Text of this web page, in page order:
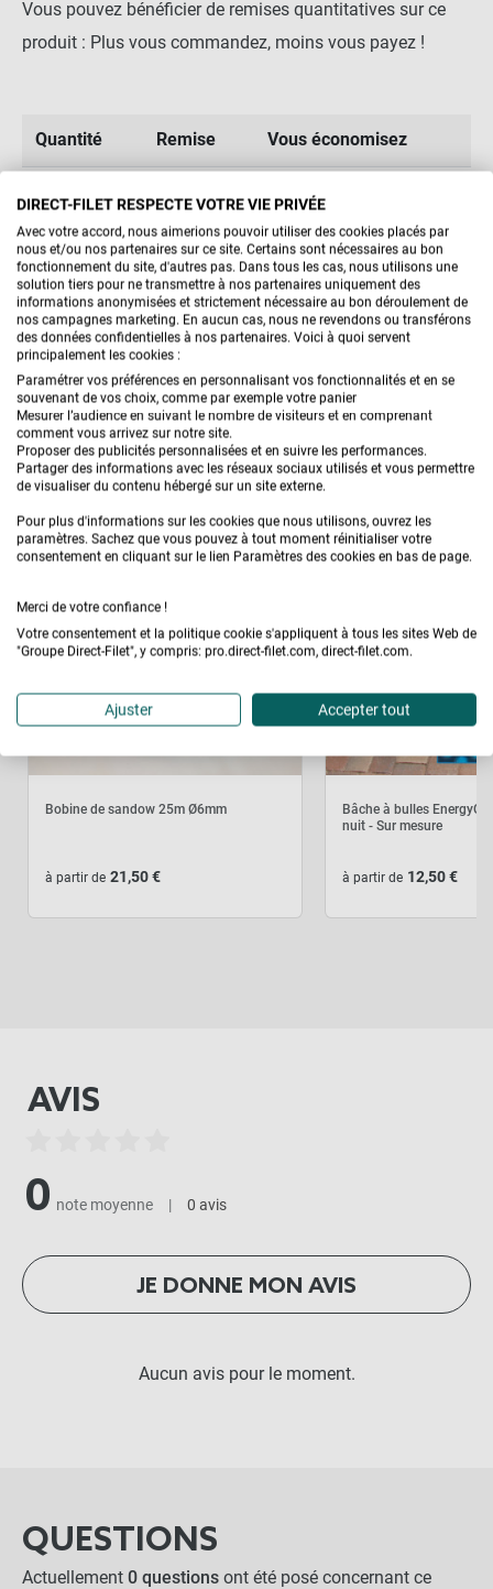
Vous pouvez bénéficier de remises quantitatives sur ce
produit : Plus vous commandez, moins vous payez !
Quantité Remise Vous économisez
3% 7,49 €
10 5% 24,95 €
VOUS AIMEREZ AUSSI
Bobine de sandow 25m Ø6mm
à partir de 21,50 €
Bâche à bulles
nuit - Sur mesure
à partir de 12,50 €
AVIS
0 note moyenne | 0 avis
JE DONNE MON AVIS
Aucun avis pour le moment.
QUESTIONS
Actuellement 0 questions ont été posé concernant ce
DIRECT-FILET RESPECTE VOTRE VIE PRIVÉE
Avec votre accord, nous aimerions pouvoir utiliser des cookies placés par
nous et/ou nos partenaires sur ce site. Certains sont nécessaires au bon
fonctionnement du site, d'autres pas. Dans tous les cas, nous utilisons une
solution tiers pour ne transmettre à nos partenaires uniquement des
informations anonymisées et strictement nécessaire au bon déroulement de
nos campagnes marketing. En aucun cas, nous ne revendons ou transférons
des données confidentielles à nos partenaires. Voici à quoi servent
principalement les cookies :
Paramétrer vos préférences en personnalisant vos fonctionnalités et en se
souvenant de vos choix, comme par exemple votre panier
Mesurer l’audience en suivant le nombre de visiteurs et en comprenant
comment vous arrivez sur notre site.
Proposer des publicités personnalisées et en suivre les performances.
Partager des informations avec les réseaux sociaux utilisés et vous permettre
de visualiser du contenu hébergé sur un site externe.
Pour plus d'informations sur les cookies que nous utilisons, ouvrez les
paramètres. Sachez que vous pouvez à tout moment réinitialiser votre
consentement en cliquant sur le lien Paramètres des cookies en bas de page.
Merci de votre confiance !
Votre consentement et la politique cookie s'appliquent à tous les sites Web de
"Groupe Direct-Filet", y compris: pro.direct-filet.com, direct-filet.com.
Ajuster Accepter tout